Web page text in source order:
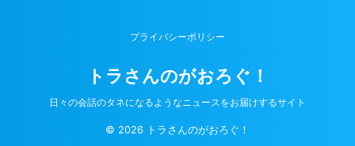
プライバシーポリシー
トラさんのがおろぐ！
日々の会話のタネになるようなニュースをお届けするサイト
© 2026 トラさんのがおろぐ！